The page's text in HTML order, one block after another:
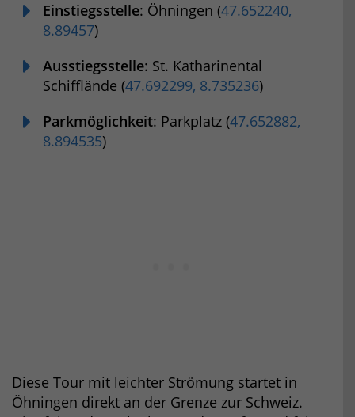
Einstiegsstelle: Öhningen (47.652240,
8.89457)
Ausstiegsstelle: St. Katharinental
Schifflände (47.692299, 8.735236)
Parkmöglichkeit: Parkplatz (47.652882,
8.894535)
Diese Tour mit leichter Strömung startet in
Öhningen direkt an der Grenze zur Schweiz.